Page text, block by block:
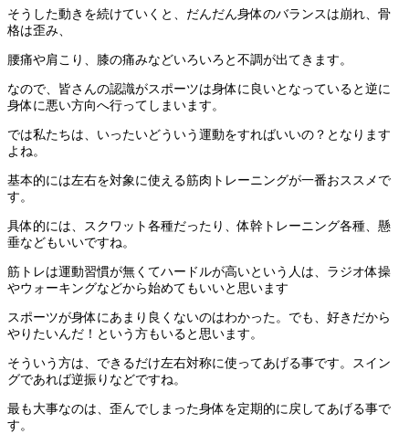
そうした動きを続けていくと、だんだん身体のバランスは崩れ、骨
格は歪み、
腰痛や肩こり、膝の痛みなどいろいろと不調が出てきます。
なので、皆さんの認識がスポーツは身体に良いとなっていると逆に
身体に悪い方向へ行ってしまいます。
では私たちは、いったいどういう運動をすればいいの？となります
よね。
基本的には左右を対象に使える筋肉トレーニングが一番おススメで
す。
具体的には、スクワット各種だったり、体幹トレーニング各種、懸
垂などもいいですね。
筋トレは運動習慣が無くてハードルが高いという人は、ラジオ体操
やウォーキングなどから始めてもいいと思います
スポーツが身体にあまり良くないのはわかった。でも、好きだから
やりたいんだ！という方もいると思います。
そういう方は、できるだけ左右対称に使ってあげる事です。スイン
グであれば逆振りなどですね。
最も大事なのは、歪んでしまった身体を定期的に戻してあげる事で
す。